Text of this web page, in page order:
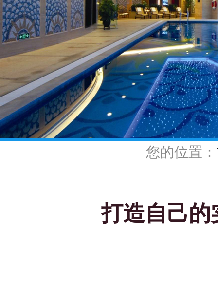
您的位置：
打造自己